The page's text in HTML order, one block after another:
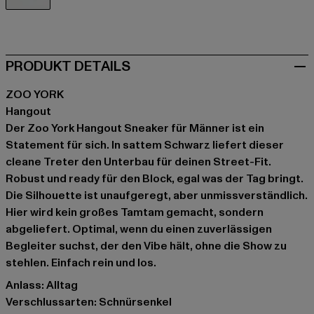
PRODUKT DETAILS
ZOO YORK
Hangout
Der Zoo York Hangout Sneaker für Männer ist ein
Statement für sich. In sattem Schwarz liefert dieser
cleane Treter den Unterbau für deinen Street-Fit.
Robust und ready für den Block, egal was der Tag bringt.
Die Silhouette ist unaufgeregt, aber unmissverständlich.
Hier wird kein großes Tamtam gemacht, sondern
abgeliefert. Optimal, wenn du einen zuverlässigen
Begleiter suchst, der den Vibe hält, ohne die Show zu
stehlen. Einfach rein und los.
Anlass: Alltag
Verschlussarten: Schnürsenkel